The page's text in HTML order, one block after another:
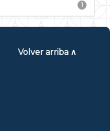
1
Volver arriba ∧